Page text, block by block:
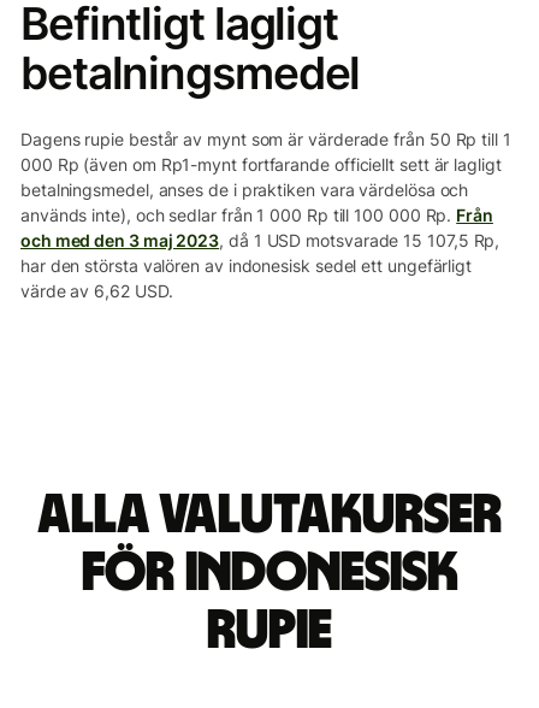
Befintligt lagligt
betalningsmedel
Dagens rupie består av mynt som är värderade från 50 Rp till 1
000 Rp (även om Rp1-mynt fortfarande officiellt sett är lagligt
betalningsmedel, anses de i praktiken vara värdelösa och
används inte), och sedlar från 1 000 Rp till 100 000 Rp. Från
och med den 3 maj 2023, då 1 USD motsvarade 15 107,5 Rp,
har den största valören av indonesisk sedel ett ungefärligt
värde av 6,62 USD.
Alla valutakurser
för indonesisk
rupie